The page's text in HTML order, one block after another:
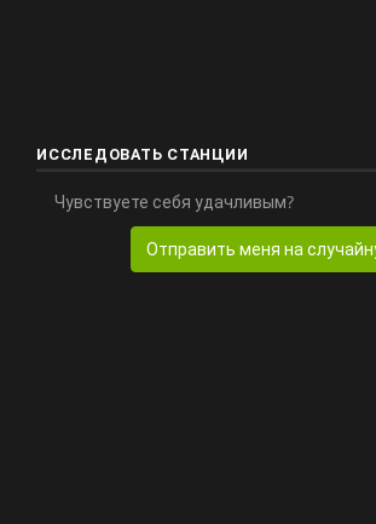
ИССЛЕДОВАТЬ СТАНЦИИ
Чувствуете себя удачливым?
Отправить меня на